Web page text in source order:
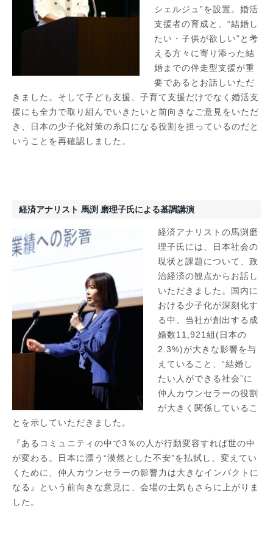
シェルジュ”を設置。婚活
支援者の育成と、“結婚し
たい・子供が欲しい”と考
える方々に寄り添った結
婚までの伴走型支援が重
要であるとお話しいただ
きました。そして子ども支援、子育て支援だけでなく婚活支
援にも全力で取り組んでいきたいと前向きなご意見をいただ
き、日本の少子化対策の糸口になる役割を担っているのだと
いうことを再確認しました。
経済アナリスト 馬渕 磨理子氏による基調講演
経済アナリストの馬渕磨
理子氏には、日本社会の
現状と課題について、政
治経済の観点からお話し
いただきました。国内に
おける少子化が深刻化す
る中、当社が創出する成
婚数11,921組(日本の
2.3%)が大きな影響を与
えていること、“結婚し
たい人ができる社会”に
仲人カウンセラーの役割
が大きく関係しているこ
とを示していただきました。
『あるコミュニティの中で3％の人が行動変容すれば世の中
が変わる。日本に漂う“漠然とした不安”を払拭し、変えてい
くために、仲人カウンセラーの影響力は大きなインパクトに
なる』という前向きな意見に、会場の士気もさらに上がりま
した。